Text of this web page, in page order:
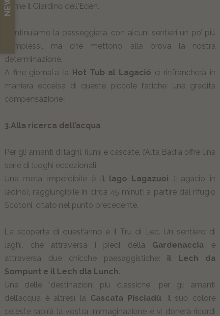
come il Giardino dell’Eden.
Continuiamo la passeggiata, con alcuni sentieri un po’ più
complessi, ma che mettono alla prova la nostra
determinazione.
A fine giornata la Hot Tub al Lagació ci rinfrancherà in
maniera eccelsa di queste piccole fatiche: una gradita
compensazione!
3.Alla ricerca dell’acqua
Per gli amanti di laghi, fiumi e cascate, l’Alta Badia offre una
serie di luoghi eccezionali.
Una meta imperdibile è il lago Lagazuoi (Lagació in
ladino), raggiungibile in circa 45 minuti a partire dal rifugio
Scotoni, citato nel punto precedente.
La scoperta di quest’anno è il Tru di Lec. Un sentiero di
laghi, che attraversa i piedi della Gardenaccia e
attraversa due chicche paesaggistiche: il Lech da
Sompunt e il Lech dla Lunch.
Una delle “destinazioni più classiche” per gli amanti
dell’acqua è altresì la Cascata Pisciadù. Il suo colore
celeste rapirà la vostra immaginazione e vi donerà ricordi